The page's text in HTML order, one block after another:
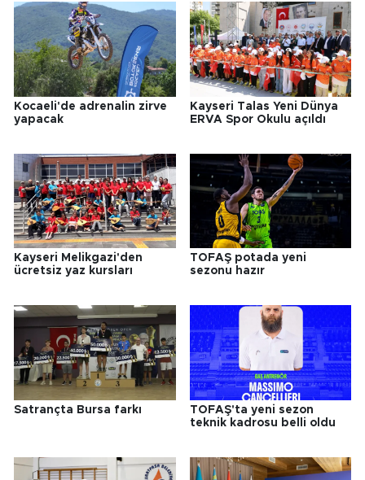
Kocaeli'de adrenalin zirve
yapacak
Kayseri Talas Yeni Dünya
ERVA Spor Okulu açıldı
Kayseri Melikgazi'den
ücretsiz yaz kursları
TOFAŞ potada yeni
sezonu hazır
Satrançta Bursa farkı
TOFAŞ'ta yeni sezon
teknik kadrosu belli oldu